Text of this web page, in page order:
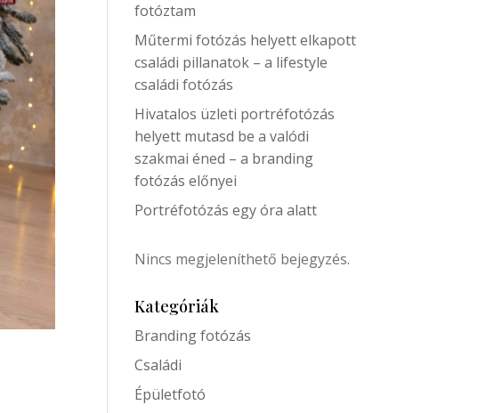
fotóztam
Műtermi fotózás helyett elkapott
családi pillanatok – a lifestyle
családi fotózás
Hivatalos üzleti portréfotózás
helyett mutasd be a valódi
szakmai éned – a branding
fotózás előnyei
Portréfotózás egy óra alatt
Nincs megjeleníthető bejegyzés.
Kategóriák
Branding fotózás
Családi
Épületfotó